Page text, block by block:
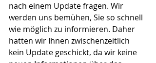
nach einem Update fragen. Wir
werden uns bemühen, Sie so schnell
wie möglich zu informieren. Daher
hatten wir Ihnen zwischenzeitlich
kein Update geschickt, da wir keine